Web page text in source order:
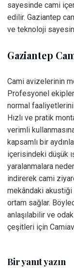
sayesinde cami
edilir. Gaziantep
ve teknoloji
Gaziantep
Cami avizelerinin
Profesyonel
normal
Hızlı ve pratik
verimli
kapsamlı bir
içerisindeki düşük
yaralanmalara
indirerek cami
mekândaki
ortam sağlar.
anlaşılabilir ve
çeşitleri için
Bir yanıt yazın